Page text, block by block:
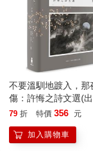
我們的心真的像大海
媽媽，下次身體有一
想，自己的心是大海
當我們的心不是情緒
遠離害怕與恐懼了。
二○一二年二月二十
〈原是一名抄經人〉
不要溫馴地踱入，那
傷：許悔之詩文選(
週年典藏紀念版)
79 折 特價 356 元
加入購物車